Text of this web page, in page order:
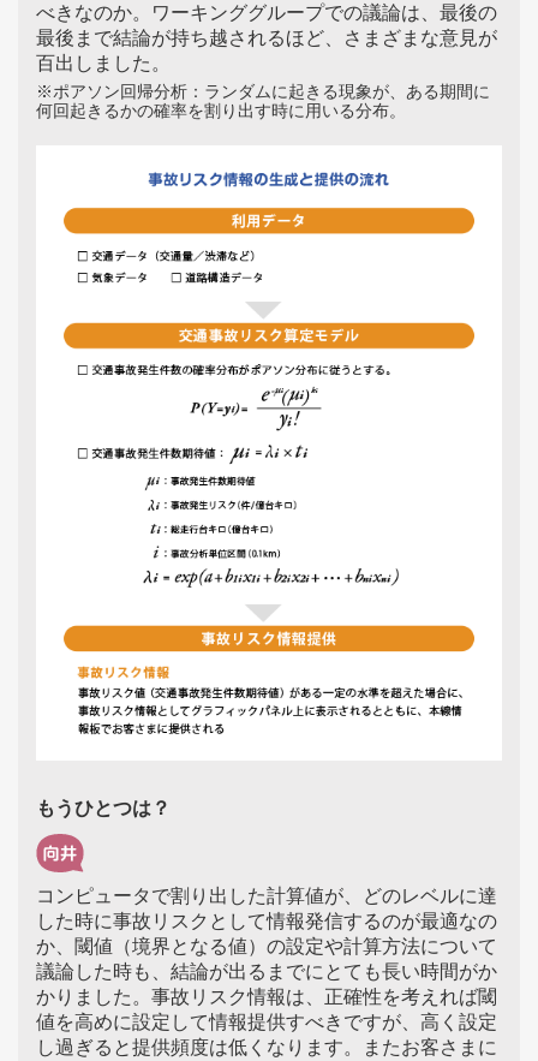
べきなのか。ワーキンググループでの議論は、最後の
最後まで結論が持ち越されるほど、さまざまな意見が
百出しました。
※ポアソン回帰分析：ランダムに起きる現象が、ある期間に
何回起きるかの確率を割り出す時に用いる分布。
もうひとつは？
コンピュータで割り出した計算値が、どのレベルに達
した時に事故リスクとして情報発信するのが最適なの
か、閾値（境界となる値）の設定や計算方法について
議論した時も、結論が出るまでにとても長い時間がか
かりました。事故リスク情報は、正確性を考えれば閾
値を高めに設定して情報提供すべきですが、高く設定
し過ぎると提供頻度は低くなります。またお客さまに